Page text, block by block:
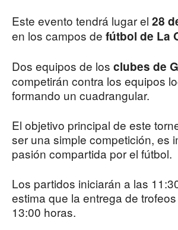
Este evento tendrá lugar el 28
en los campos de fútbol de La
Dos equipos de los clubes de
competirán contra los equipos
formando un cuadrangular.
El objetivo principal de este
ser una simple competición, es
pasión compartida por el fútbol.
Los partidos iniciarán a las
estima que la entrega de
13:00 horas.